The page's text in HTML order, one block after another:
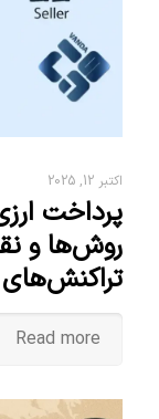
اکتبر 12, 2025
پرداخت
روش‌ها و
تراکنش‌های
Read more